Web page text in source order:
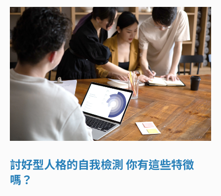
討好型人格的自我檢測 你有這些特徵
嗎？